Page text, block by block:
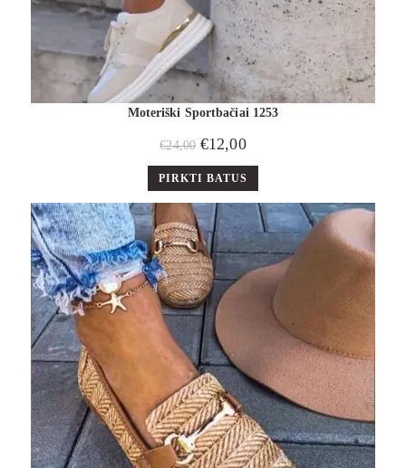
Moteriški Sportbačiai 1253
€24,00 €12,00
PIRKTI BATUS